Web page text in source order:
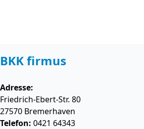
BKK firmus
Adresse:
Friedrich-Ebert-Str. 80
27570 Bremerhaven
Telefon: 0421 64343